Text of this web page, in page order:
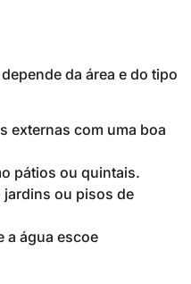
da área e do tipo
externas com uma boa
pátios ou quintais.
jardins ou pisos de
a água escoe